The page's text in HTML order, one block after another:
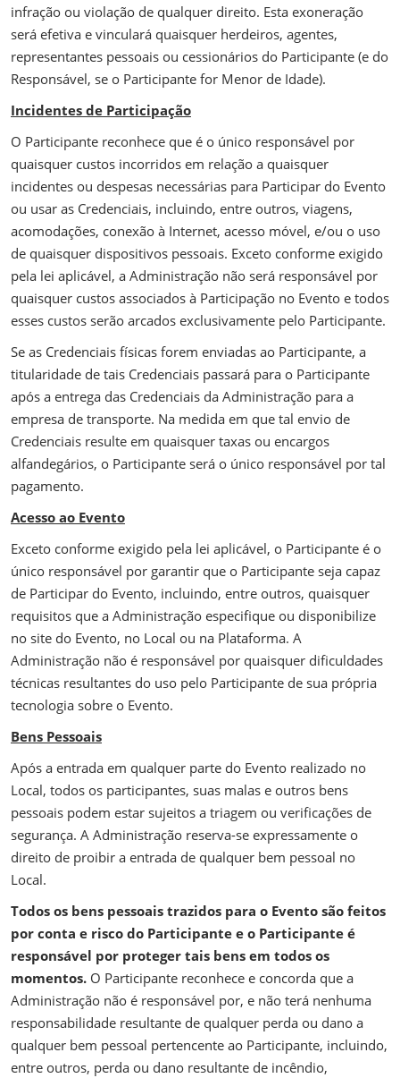
infração ou violação de qualquer direito. Esta exoneração
será efetiva e vinculará quaisquer herdeiros, agentes,
representantes pessoais ou cessionários do Participante (e do
Responsável, se o Participante for Menor de Idade).
Incidentes de Participação
O Participante reconhece que é o único responsável por
quaisquer custos incorridos em relação a quaisquer
incidentes ou despesas necessárias para Participar do Evento
ou usar as Credenciais, incluindo, entre outros, viagens,
acomodações, conexão à Internet, acesso móvel, e/ou o uso
de quaisquer dispositivos pessoais. Exceto conforme exigido
pela lei aplicável, a Administração não será responsável por
quaisquer custos associados à Participação no Evento e todos
esses custos serão arcados exclusivamente pelo Participante.
Se as Credenciais físicas forem enviadas ao Participante, a
titularidade de tais Credenciais passará para o Participante
após a entrega das Credenciais da Administração para a
empresa de transporte. Na medida em que tal envio de
Credenciais resulte em quaisquer taxas ou encargos
alfandegários, o Participante será o único responsável por tal
pagamento.
Acesso ao Evento
Exceto conforme exigido pela lei aplicável, o Participante é o
único responsável por garantir que o Participante seja capaz
de Participar do Evento, incluindo, entre outros, quaisquer
requisitos que a Administração especifique ou disponibilize
no site do Evento, no Local ou na Plataforma. A
Administração não é responsável por quaisquer dificuldades
técnicas resultantes do uso pelo Participante de sua própria
tecnologia sobre o Evento.
Bens Pessoais
Após a entrada em qualquer parte do Evento realizado no
Local, todos os participantes, suas malas e outros bens
pessoais podem estar sujeitos a triagem ou verificações de
segurança. A Administração reserva-se expressamente o
direito de proibir a entrada de qualquer bem pessoal no
Local.
Todos os bens pessoais trazidos para o Evento são feitos
por conta e risco do Participante e o Participante é
responsável por proteger tais bens em todos os
momentos. O Participante reconhece e concorda que a
Administração não é responsável por, e não terá nenhuma
responsabilidade resultante de qualquer perda ou dano a
qualquer bem pessoal pertencente ao Participante, incluindo,
entre outros, perda ou dano resultante de incêndio,